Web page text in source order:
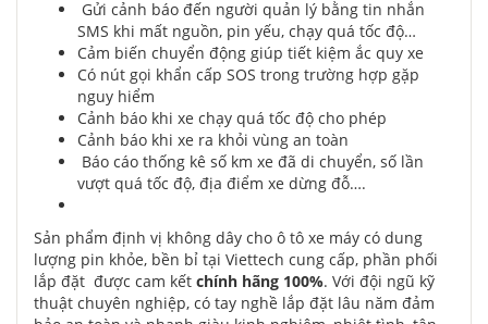
Gửi cảnh báo đến người quản lý bằng tin nhắn
SMS khi mất nguồn, pin yếu, chạy quá tốc độ…
Cảm biến chuyển động giúp tiết kiệm ắc quy xe
Có nút gọi khẩn cấp SOS trong trường hợp gặp
nguy hiểm
Cảnh báo khi xe chạy quá tốc độ cho phép
Cảnh báo khi xe ra khỏi vùng an toàn
Báo cáo thống kê số km xe đã di chuyển, số lần
vượt quá tốc độ, địa điểm xe dừng đỗ….
Sản phẩm định vị không dây cho ô tô xe máy có dung
lượng pin khỏe, bền bỉ tại Viettech cung cấp, phần phối
lắp đặt được cam kết chính hãng 100%. Với đội ngũ kỹ
thuật chuyên nghiệp, có tay nghề lắp đặt lâu năm đảm